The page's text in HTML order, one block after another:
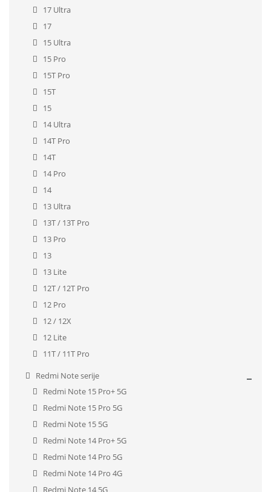
17 Ultra
17
15 Ultra
15 Pro
15T Pro
15T
15
14 Ultra
14T Pro
14T
14 Pro
14
13 Ultra
13T / 13T Pro
13 Pro
13
13 Lite
12T / 12T Pro
12 Pro
12 / 12X
12 Lite
11T / 11T Pro
Redmi Note serije
Redmi Note 15 Pro+ 5G
Redmi Note 15 Pro 5G
Redmi Note 15 5G
Redmi Note 14 Pro+ 5G
Redmi Note 14 Pro 5G
Redmi Note 14 Pro 4G
Redmi Note 14 5G